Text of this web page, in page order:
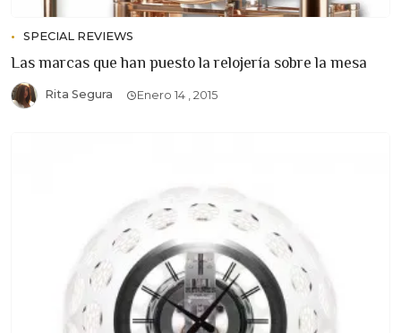
SPECIAL REVIEWS
Las marcas que han puesto la relojería sobre la mesa
Rita Segura Enero 14 , 2015